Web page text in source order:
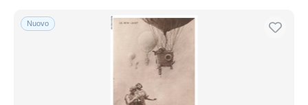
Solo sconto
Spedizione gratuita
Metodi di pagamento
Bonifico bancario
Nuovo